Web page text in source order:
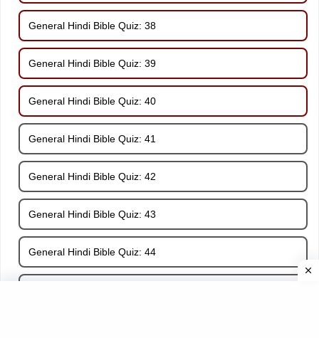
General Hindi Bible Quiz: 38
General Hindi Bible Quiz: 39
General Hindi Bible Quiz: 40
General Hindi Bible Quiz: 41
General Hindi Bible Quiz: 42
General Hindi Bible Quiz: 43
General Hindi Bible Quiz: 44